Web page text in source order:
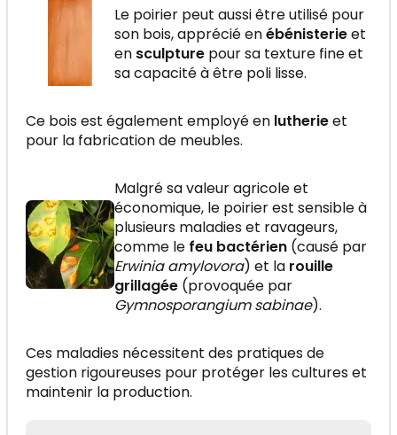
Le poirier peut aussi être utilisé pour
son bois, apprécié enébénisterieet
en sculpture pour sa texture fine et
sa capacité à être poli lisse.
Ce bois est également employé en lutherieet
pour la fabrication de meubles.
Malgré sa valeur agricole et
économique, le poirier est sensible à
plusieurs maladies et ravageurs,
comme le feu bactérien (causé par
Erwinia amylovora) et la rouille
grillagée (provoquée par
Gymnosporangium sabinae).
Ces maladies nécessitent des pratiques de
gestion rigoureuses pour protéger les cultures et
maintenir la production.